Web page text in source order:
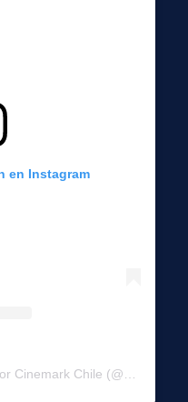
en Instagram
Una publicación compartida por Cinemark Chile (@cinemarkchile)